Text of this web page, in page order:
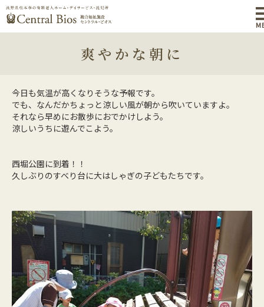
爽やかな朝に
今日も気温が高くなりそうな予報です。
でも、なんだかちょっと涼しい風が朝から吹いていますよ。
それなら早めにお散歩におでかけしよう。
涼しいうちに遊んでこよう。
西堀公園に到着！！
久しぶりのすべり台に大はしゃぎの子どもたちです。